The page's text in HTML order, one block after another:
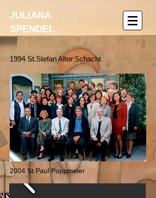
JULIANA
SPENDEL
1994 St.Stefan Alter Schacht
2004 St.Paul Poppmeier